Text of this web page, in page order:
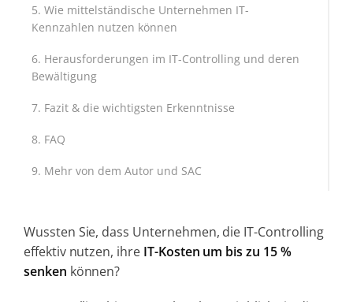
Wie mittelständische Unternehmen IT-
Kennzahlen nutzen können
Herausforderungen im IT-Controlling und deren
Bewältigung
Fazit & die wichtigsten Erkenntnisse
FAQ
Mehr von dem Autor und SAC
Wussten Sie, dass Unternehmen, die IT-Controlling
effektiv nutzen, ihre IT-Kosten um bis zu 15 %
senken können?